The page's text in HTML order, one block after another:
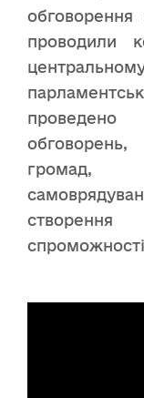
обговорення
проводили
громад,